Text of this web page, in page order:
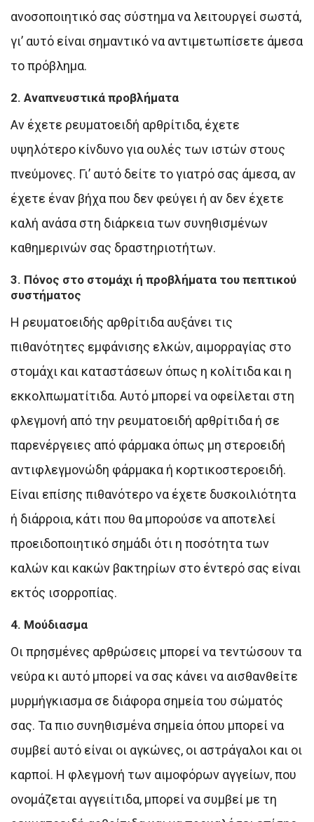
ανοσοποιητικό σας σύστημα να λειτουργεί σωστά,
γι’ αυτό είναι σημαντικό να αντιμετωπίσετε άμεσα
το πρόβλημα.
2. Αναπνευστικά προβλήματα
Αν έχετε ρευματοειδή αρθρίτιδα, έχετε
υψηλότερο κίνδυνο για ουλές των ιστών στους
πνεύμονες. Γι’ αυτό δείτε το γιατρό σας άμεσα, αν
έχετε έναν βήχα που δεν φεύγει ή αν δεν έχετε
καλή ανάσα στη διάρκεια των συνηθισμένων
καθημερινών σας δραστηριοτήτων.
3. Πόνος στο στομάχι ή προβλήματα του πεπτικού
συστήματος
Η ρευματοειδής αρθρίτιδα αυξάνει τις
πιθανότητες εμφάνισης ελκών, αιμορραγίας στο
στομάχι και καταστάσεων όπως η κολίτιδα και η
εκκολπωματίτιδα. Αυτό μπορεί να οφείλεται στη
φλεγμονή από την ρευματοειδή αρθρίτιδα ή σε
παρενέργειες από φάρμακα όπως μη στεροειδή
αντιφλεγμονώδη φάρμακα ή κορτικοστεροειδή.
Είναι επίσης πιθανότερο να έχετε δυσκοιλιότητα
ή διάρροια, κάτι που θα μπορούσε να αποτελεί
προειδοποιητικό σημάδι ότι η ποσότητα των
καλών και κακών βακτηρίων στο έντερό σας είναι
εκτός ισορροπίας.
4. Μούδιασμα
Οι πρησμένες αρθρώσεις μπορεί να τεντώσουν τα
νεύρα κι αυτό μπορεί να σας κάνει να αισθανθείτε
μυρμήγκιασμα σε διάφορα σημεία του σώματός
σας. Τα πιο συνηθισμένα σημεία όπου μπορεί να
συμβεί αυτό είναι οι αγκώνες, οι αστράγαλοι και οι
καρποί. Η φλεγμονή των αιμοφόρων αγγείων, που
ονομάζεται αγγειίτιδα, μπορεί να συμβεί με τη